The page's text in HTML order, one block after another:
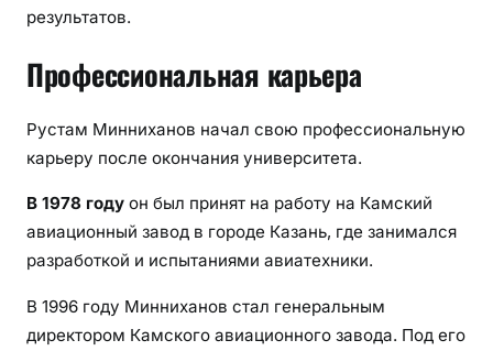
результатов.
Профессиональная карьера
Рустам Минниханов начал свою профессиональную
карьеру после окончания университета.
В 1978 году он был принят на работу на Камский
авиационный завод в городе Казань, где занимался
разработкой и испытаниями авиатехники.
В 1996 году Минниханов стал генеральным
директором Камского авиационного завода. Под его